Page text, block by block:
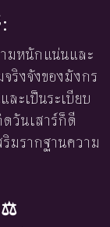
มหนักแน่นและ
ริงจังของมังกร
ะเป็นระเบียบ
ดวันเสาร์ก็ดี
มรากฐานความ
⚖️